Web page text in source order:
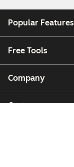
Popular Features
Free Tools
Company
Customers